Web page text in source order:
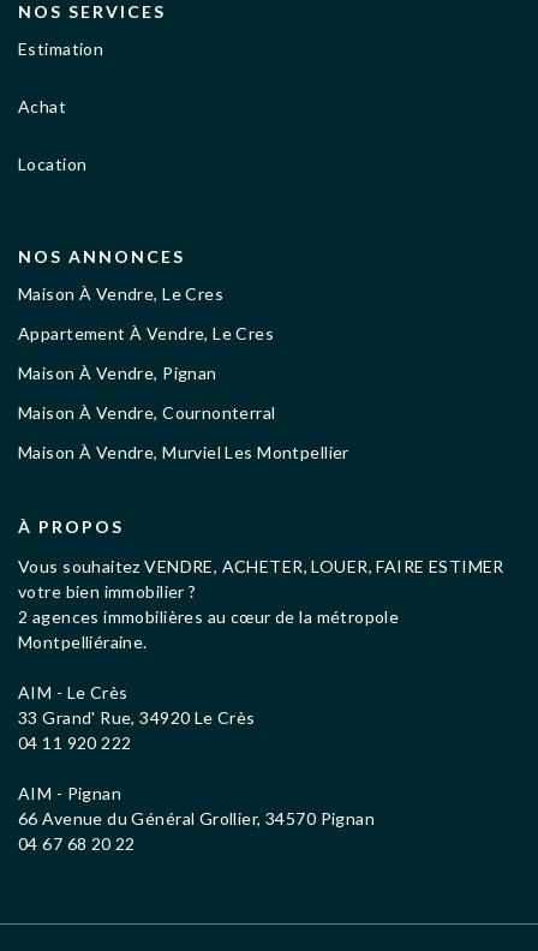
NOS SERVICES
Estimation
Achat
Location
NOS ANNONCES
Maison À Vendre, Le Cres
Appartement À Vendre, Le Cres
Maison À Vendre, Pignan
Maison À Vendre, Cournonterral
Maison À Vendre, Murviel Les Montpellier
À PROPOS
Vous souhaitez VENDRE, ACHETER, LOUER, FAIRE ESTIMER
votre bien immobilier ?
2 agences immobilières au cœur de la métropole
Montpelliéraine.
AIM - Le Crès
33 Grand' Rue, 34920 Le Crès
04 11 920 222
AIM - Pignan
66 Avenue du Général Grollier, 34570 Pignan
04 67 68 20 22